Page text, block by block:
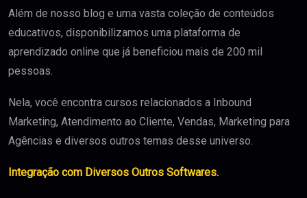
Além de nosso blog e uma vasta coleção de conteúdos
educativos, disponibilizamos uma plataforma de
aprendizado online que já beneficiou mais de 200 mil
pessoas.
Nela, você encontra cursos relacionados a Inbound
Marketing, Atendimento ao Cliente, Vendas, Marketing para
Agências e diversos outros temas desse universo.
Integração com Diversos Outros Softwares.